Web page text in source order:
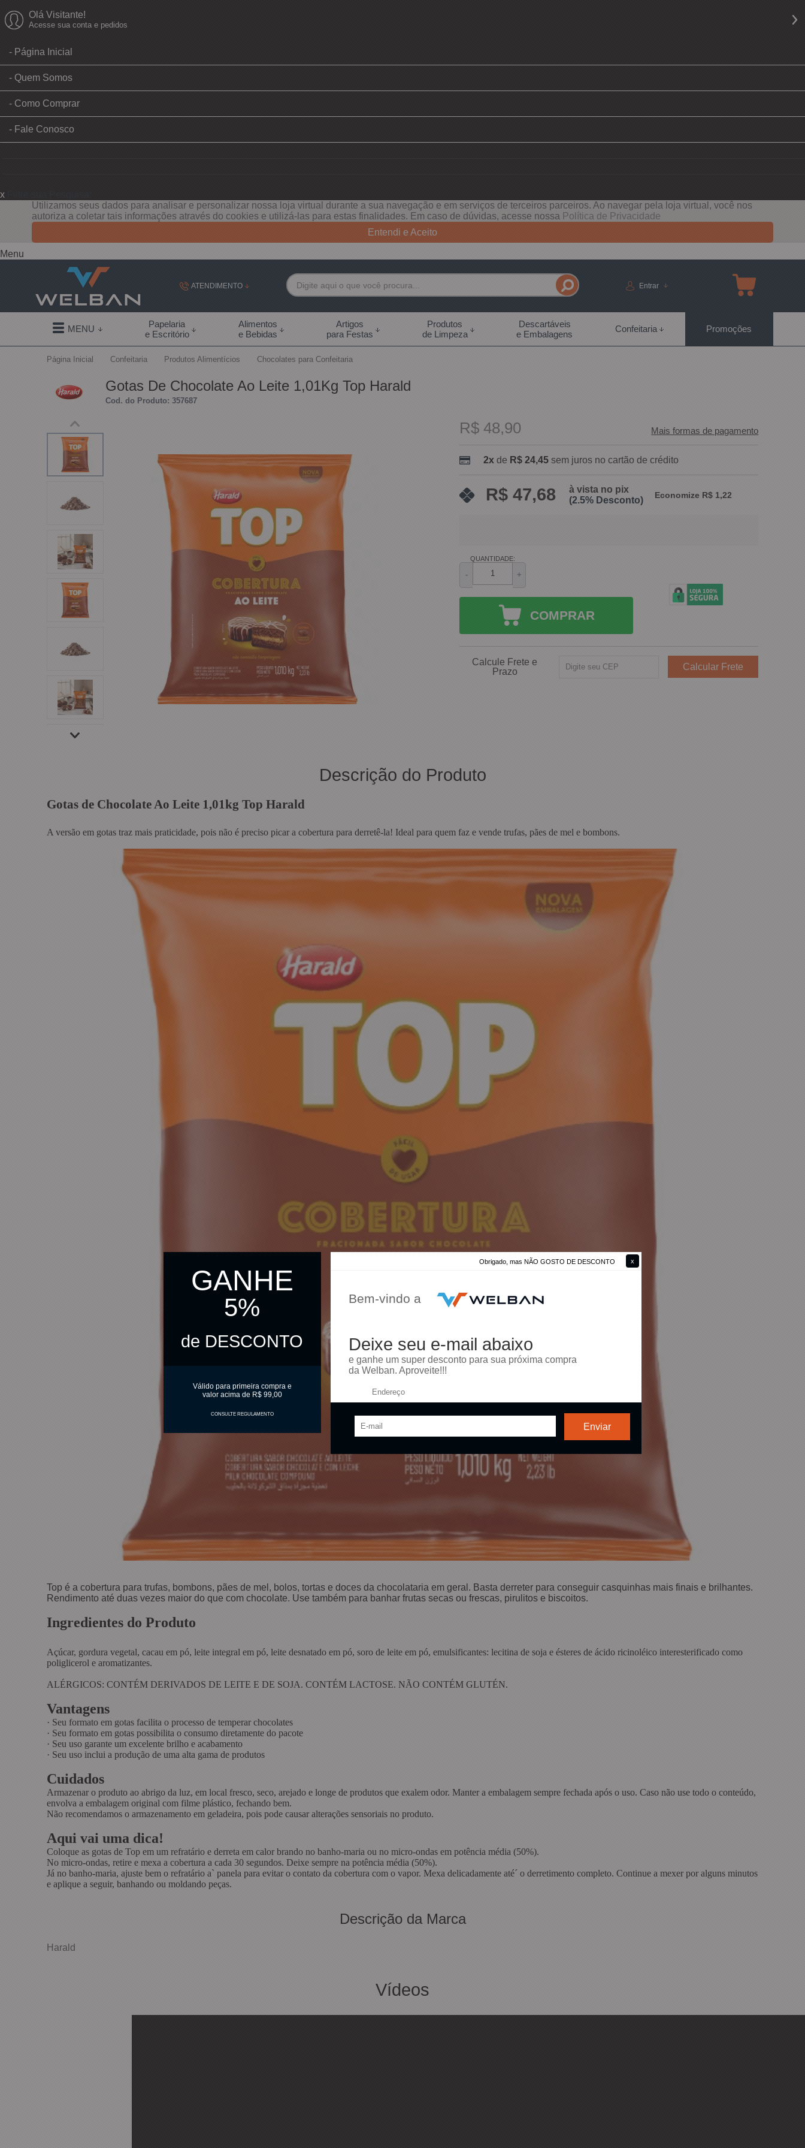
Olá Visitante!
Acesse sua conta e pedidos
Página Inicial
Quem Somos
Como Comprar
Fale Conosco
x Filtre sua Pesquisa:
Utilizamos seus dados para analisar e personalizar nossa loja virtual durante a sua navegação e em serviços de terceiros parceiros. Ao navegar pela loja virtual, você nos
autoriza a coletar tais informações através do cookies e utilizá-las para estas finalidades. Em caso de dúvidas, acesse nossaPolítica de Privacidade
Entendi e Aceito
Obrigado, mas NÃO GOSTO DE DESCONTO
GANHE
5%
de DESCONTO
Válido para primeira compra e
valor acima de R$ 99,00
CONSULTE REGULAMENTO
Bem-vindo a
Deixe seu e-mail abaixo
e ganhe um super desconto para sua próxima compra
da Welban. Aproveite!!!
Endereço:
Menu
ATENDIMENTO
(19) 99855-7892
(19) 99855-7892
contato@welban.com.br
Segunda à sexta - 08:30h às 18:00h Sábados -
09:00h às 14:00h
Entrar
MENU
Papelaria
e Escritório
Alimentos
e Bebidas
Artigos
para Festas
Produtos
de Limpeza
Descartáveis
e Embalagens
Confeitaria Promoções
Página Inicial Confeitaria Produtos Alimentícios Chocolates para Confeitaria
Gotas De Chocolate Ao Leite 1,01Kg Top Harald
Cod. do Produto: 357687
R$ 48,90 Mais formas de pagamento
2xdeR$ 24,45 sem juros no cartão de crédito
R$ 47,68
à vista no pix
(2.5% Desconto)
Economize R$ 1,22
QUANTIDADE:
- +
COMPRAR
Calcule Frete e
Prazo
Descrição do Produto
Gotas de Chocolate Ao Leite 1,01kg Top Harald
A versão em gotas traz mais praticidade, pois não é preciso picar a cobertura para derretê-la! Ideal para quem faz e vende trufas, pães de mel e bombons.
Top é a cobertura para trufas, bombons, pães de mel, bolos, tortas e doces da chocolataria em geral. Basta derreter para conseguir casquinhas mais finais e brilhantes.
Rendimento até duas vezes maior do que com chocolate. Use também para banhar frutas secas ou frescas, pirulitos e biscoitos.
Ingredientes do Produto
Açúcar, gordura vegetal, cacau em pó, leite integral em pó, leite desnatado em pó, soro de leite em pó, emulsificantes: lecitina de soja e ésteres de ácido ricinoléico interesterificado como
poliglicerol e aromatizantes.
ALÉRGICOS: CONTÉM DERIVADOS DE LEITE E DE SOJA. CONTÉM LACTOSE. NÃO CONTÉM GLUTÉN.
Vantagens
·Seu formato em gotas facilita o processo de temperar chocolates
·Seu formato em gotas possibilita o consumo diretamente do pacote
·Seu uso garante um excelente brilho e acabamento
·Seu uso inclui a produção de uma alta gama de produtos
Cuidados
Armazenar o produto ao abrigo da luz, em local fresco, seco, arejado e longe de produtos que exalem odor. Manter a embalagem sempre fechada após o uso. Caso não use todo o conteúdo,
envolva a embalagem original com filme plástico, fechando bem.
Não recomendamos o armazenamento em geladeira, pois pode causar alterações sensoriais no produto.
Aqui vai uma dica!
Coloque as gotas de Top em um refratário e derreta em calor brando no banho-maria ou no micro-ondas em potência média (50%).
No micro-ondas, retire e mexa a cobertura a cada 30 segundos. Deixe sempre na potência média (50%).
Já no banho-maria, ajuste bem o refratário a` panela para evitar o contato da cobertura com o vapor. Mexa delicadamente até´ o derretimento completo. Continue a mexer por alguns minutos
e aplique a seguir, banhando ou moldando peças.
Descrição da Marca
Harald
Vídeos